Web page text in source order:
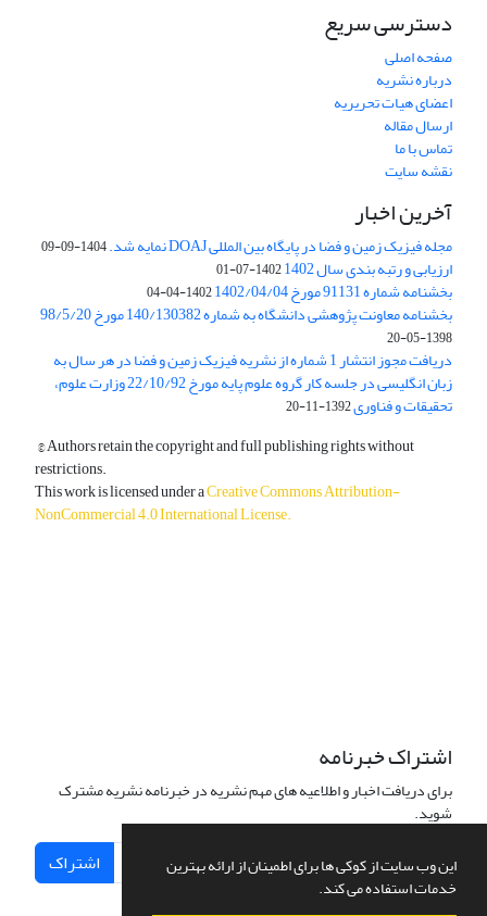
این وب سایت از کوکی ها برای اطمینان از ارائه بهترین
خدمات استفاده می کند.
دسترسی سریع
صفحه اصلی
درباره نشریه
اعضای هیات تحریریه
ارسال مقاله
تماس با ما
نقشه سایت
آخرین اخبار
مجله فیزیک زمین و فضا در پایگاه بین المللی DOAJ نمایه شد. 1404-09-09
ارزیابی و رتبه بندی سال 1402 1402-07-01
بخشنامه شماره 91131 مورخ 1402/04/04 1402-04-04
بخشنامه معاونت پژوهشی دانشگاه به شماره 140/130382 مورخ 98/5/20
1398-05-20
دریافت مجوز انتشار 1 شماره از نشریه فیزیک زمین و فضا در هر سال به
زبان انگلیسی در جلسه کار گروه علوم پایه مورخ 22/10/92 وزارت علوم،
تحقیقات و فناوری1392-11-20
© Authors retain the copyright and full publishing rights without
restrictions.
This work is licensed under aCreative Commons Attribution-
NonCommercial 4.0 International License.
اشتراک خبرنامه
برای دریافت اخبار و اطلاعیه های مهم نشریه در خبرنامه نشریه مشترک
شوید.
اشتراک